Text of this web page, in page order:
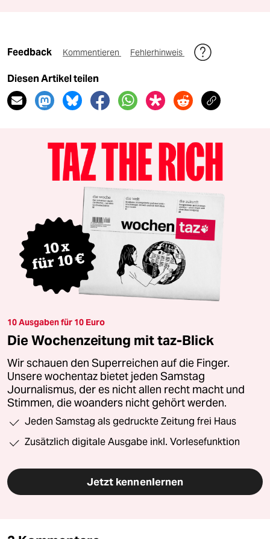
Feedback Kommentieren Fehlerhinweis
Diesen Artikel teilen
10 Ausgaben für 10 Euro
Die Wochenzeitung mit taz-Blick
Wir schauen den Superreichen auf die Finger.
Unsere wochentaz bietet jeden Samstag
Journalismus, der es nicht allen recht macht und
Stimmen, die woanders nicht gehört werden.
Jeden Samstag als gedruckte Zeitung frei Haus
Zusätzlich digitale Ausgabe inkl. Vorlesefunktion
Jetzt kennenlernen